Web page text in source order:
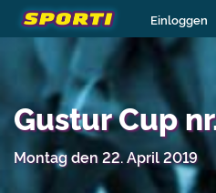
Einloggen
Gustur Cup
Montag den 22. April 2019